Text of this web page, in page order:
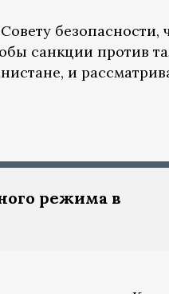
безопасности,
санкции против
и
режима в